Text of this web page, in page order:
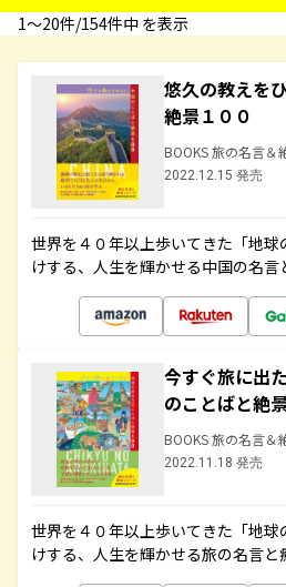
1〜20件/154件中 を表示
悠久の教えを
絶景１００
BOOKS 旅の名言＆
2022.12.15 発売
世界を４０年以上歩いてきた「地
けする、人生を輝かせる中国の名言
今すぐ旅に出
のことばと絶
BOOKS 旅の名言＆
2022.11.18 発売
世界を４０年以上歩いてきた「地
けする、人生を輝かせる旅の名言と